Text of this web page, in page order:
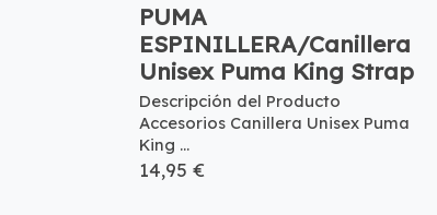
PUMA
ESPINILLERA/Canillera
Unisex Puma King Strap
Descripción del Producto
Accesorios Canillera Unisex Puma
King ...
14,95 €